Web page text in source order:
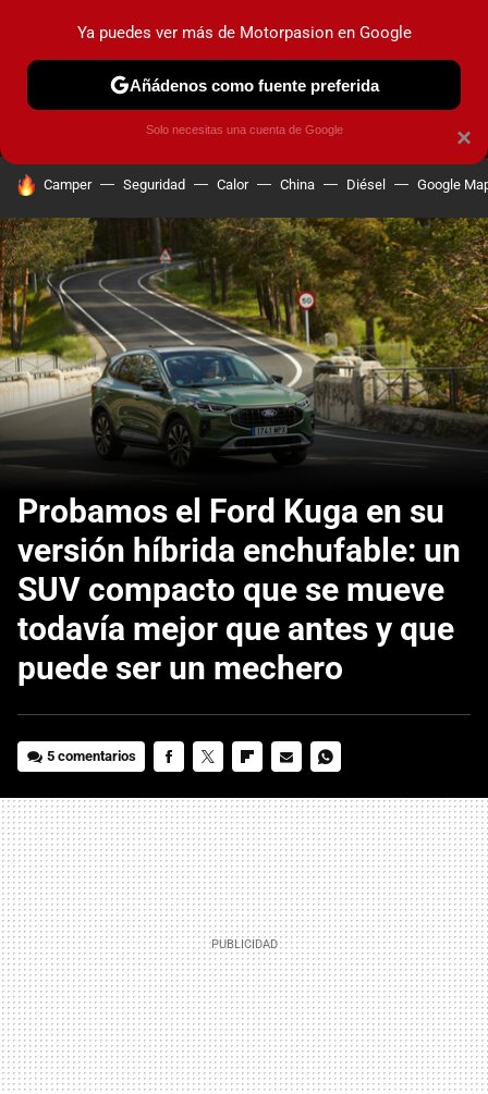
MENÚ NUEVO
COCHES ELÉCTRICOS OBSERVATORIO
HOY SE HABLA DE
Camper Seguridad Calor China Diésel Google
Probamos el Ford Kuga en su
versión híbrida enchufable: un
SUV compacto que se mueve
todavía mejor que antes y que
puede ser un mechero
5 comentarios
MAIL
×
Ya puedes ver más de Motorpasion en Google
Añádenos como fuente preferida
Solo necesitas una cuenta de Google